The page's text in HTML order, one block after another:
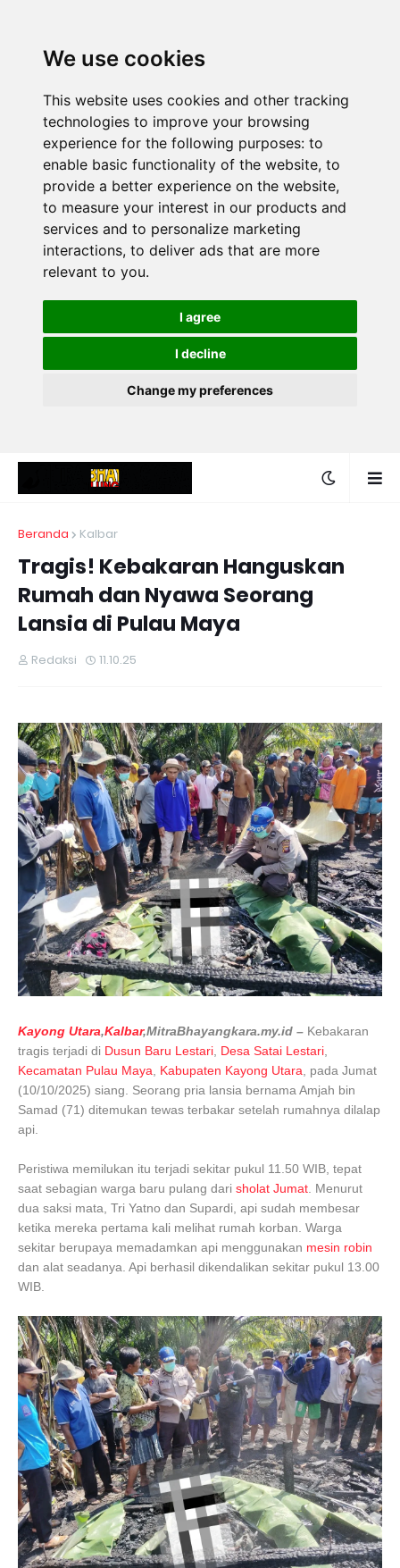
We use cookies
This website uses cookies and other tracking
technologies to improve your browsing
experience for the following purposes: to
enable basic functionality of the website, to
provide a better experience on the website,
to measure your interest in our products and
services and to personalize marketing
interactions, to deliver ads that are more
relevant to you.
I agree
I decline
Change my preferences
Beranda Kalbar
Tragis! Kebakaran Hanguskan
Rumah dan Nyawa Seorang
Lansia di Pulau Maya
Redaksi 11.10.25
Kayong Utara,Kalbar,MitraBhayangkara.my.id – Kebakaran
tragis terjadi di Dusun Baru Lestari Desa Satai Lestari
Kecamatan Pulau Maya
Kabupaten Kayong Utara , pada Jumat
(10/10/2025) siang. Seorang pria lansia bernama Amjah bin
Samad (71) ditemukan tewas terbakar setelah rumahnya dilalap
api.
Peristiwa memilukan itu terjadi sekitar pukul 11.50 WIB, tepat
saat sebagian warga baru pulang dari sholat Jumat . Menurut
dua saksi mata, Tri Yatno dan Supardi, api sudah membesar
ketika mereka pertama kali melihat rumah korban. Warga
sekitar berupaya memadamkan api menggunakan mesin robin
dan alat seadanya. Api berhasil dikendalikan sekitar pukul 13.00
WIB.